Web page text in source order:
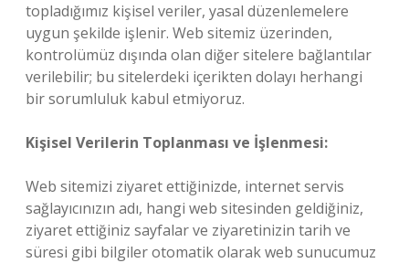
topladığımız kişisel veriler, yasal düzenlemelere
uygun şekilde işlenir. Web sitemiz üzerinden,
kontrolümüz dışında olan diğer sitelere bağlantılar
verilebilir; bu sitelerdeki içerikten dolayı herhangi
bir sorumluluk kabul etmiyoruz.
Kişisel Verilerin Toplanması ve İşlenmesi:
Web sitemizi ziyaret ettiğinizde, internet servis
sağlayıcınızın adı, hangi web sitesinden geldiğiniz,
ziyaret ettiğiniz sayfalar ve ziyaretinizin tarih ve
süresi gibi bilgiler otomatik olarak web sunucumuz